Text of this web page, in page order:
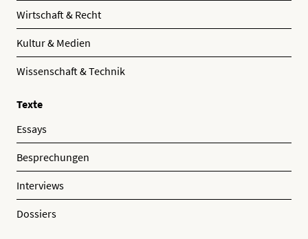
Wirtschaft & Recht
Kultur & Medien
Wissenschaft & Technik
Texte
Essays
Besprechungen
Interviews
Dossiers